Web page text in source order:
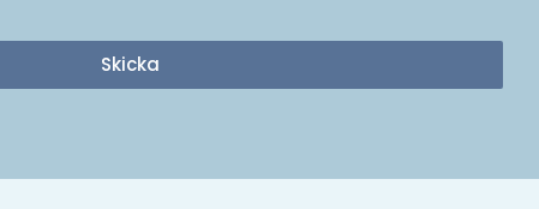
Skicka